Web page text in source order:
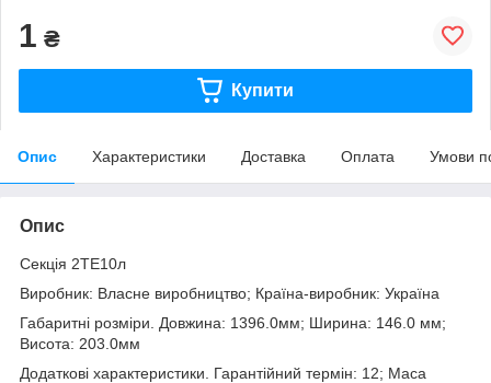
1 ₴
Купити
Опис Характеристики Доставка Оплата Умови
Опис
Секція 2ТЕ10л
Виробник: Власне виробництво; Країна-виробник: Україна
Габаритні розміри. Довжина: 1396.0мм; Ширина: 146.0 мм;
Висота: 203.0мм
Додаткові характеристики. Гарантійний термін: 12; Маса